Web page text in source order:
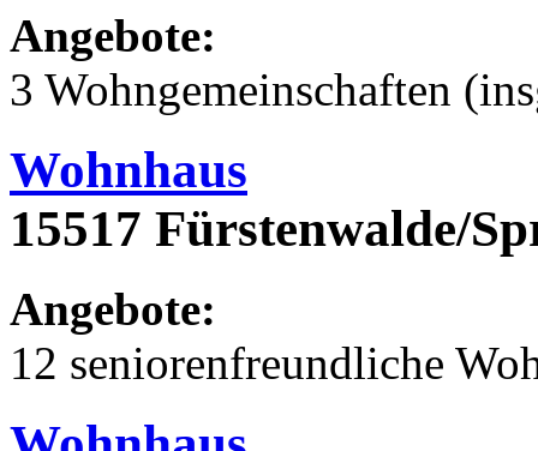
Angebote:
3 Wohngemeinschaften
Wohnhaus
15517 Fürstenwalde/
Angebote:
12 seniorenfreundliche